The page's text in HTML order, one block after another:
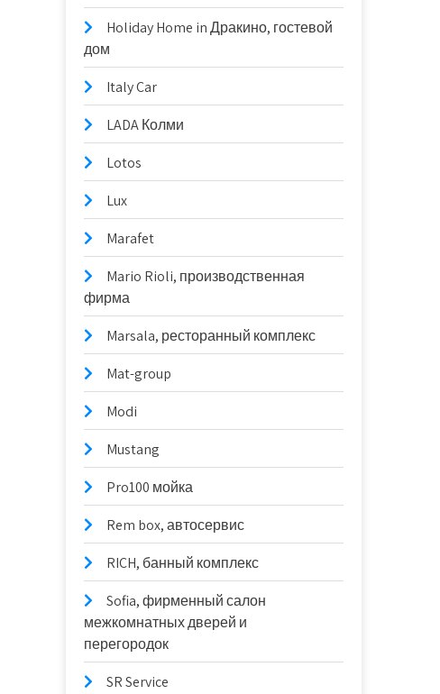
Holiday Home in Дракино, гостевой
дом
Italy Car
LADA Колми
Lotos
Lux
Marafet
Mario Rioli, производственная
фирма
Marsala, ресторанный комплекс
Mat-group
Modi
Mustang
Pro100 мойка
Rem box, автосервис
RICH, банный комплекс
Sofia, фирменный салон
межкомнатных дверей и
перегородок
SR Service